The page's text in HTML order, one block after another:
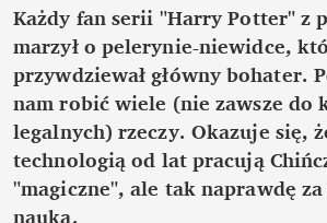
Każdy fan serii "Harry Potter" z
marzył o pelerynie-niewidce,
przywdziewał główny bohater.
nam robić wiele (nie zawsze do
legalnych) rzeczy. Okazuje się,
technologią od lat pracują
"magiczne", ale tak naprawdę